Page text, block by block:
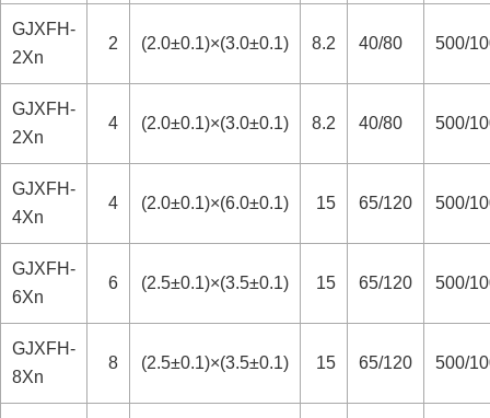
GJXFH-
2Xn
2 (2.0±0.1)×(3.0±0.1) 8.2 40/80 500/
GJXFH-
2Xn
4 (2.0±0.1)×(3.0±0.1) 8.2 40/80 500/
GJXFH-
4Xn
4 (2.0±0.1)×(6.0±0.1) 15 65/120 500/
GJXFH-
6Xn
6 (2.5±0.1)×(3.5±0.1) 15 65/120 500/
GJXFH-
8Xn
8 (2.5±0.1)×(3.5±0.1) 15 65/120 500/